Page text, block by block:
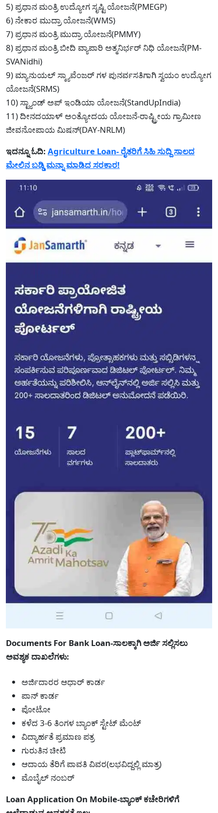
5) ಪ್ರಧಾನ ಮಂತ್ರಿ ಉದ್ಯೋಗ ಸೃಷ್ಟಿ ಯೋಜನೆ(PMEGP)
6) ನೇಕಾರ ಮುದ್ರಾ ಯೋಜನೆ(WMS)
7) ಪ್ರಧಾನ ಮಂತ್ರಿ ಮುದ್ರಾ ಯೋಜನೆ(PMMY)
8) ಪ್ರಧಾನ ಮಂತ್ರಿ ಬೀದಿ ವ್ಯಾಪಾರಿ ಅತ್ಮನಿರ್ಭರ್ ನಿಧಿ ಯೋಜನೆ(PM-
SVANidhi)
9) ಮ್ಯಾನುಯಲ್ ಸ್ಕ್ಯಾವೆಂಜರ್ ಗಳ ಪುನರ್ವಸತಿಗಾಗಿ ಸ್ವಯಂ ಉದ್ಯೋಗ
ಯೋಜನೆ(SRMS)
10) ಸ್ಟ್ಯಾಂಡ್ ಅಪ್ ಇಂಡಿಯಾ ಯೋಜನೆ(StandUpIndia)
11) ದೀನದಯಾಳ್ ಅಂತ್ಯೋದಯ ಯೋಜನೆ-ರಾಷ್ಟ್ರೀಯ ಗ್ರಾಮೀಣ
ಜೀವನೋಪಾಯ ಮಿಷನ್(DAY-NRLM)
ಇದನ್ನೂ ಓದಿ: Agriculture Loan- ರೈತರಿಗೆ ಸಿಹಿ ಸುದ್ದಿ ಸಾಲದ
ಮೇಲಿನ ಬಡ್ಡಿ ಮನ್ನಾ ಮಾಡಿದ ಸರಕಾರ!
Documents For Bank Loan-ಸಾಲಕ್ಕಾಗಿ ಅರ್ಜಿ ಸಲ್ಲಿಸಲು
ಅವಶ್ಯಕ ದಾಖಲೆಗಳು:
ಅರ್ಜಿದಾರರ ಆಧಾರ್ ಕಾರ್ಡ
ಪಾನ್ ಕಾರ್ಡ
ಪೋಟೋ
ಕಳೆದ 3-6 ತಿಂಗಳ ಬ್ಯಾಂಕ್ ಸ್ಟೇಟ್ ಮೆಂಟ್
ವಿದ್ಯಾರ್ಹತೆ ಪ್ರಮಾಣ ಪತ್ರ
ಗುರುತಿನ ಚೀಟಿ
ಆದಾಯ ತೆರಿಗೆ ಪಾವತಿ ವಿವರ(ಲಭವಿದ್ದಲ್ಲಿ ಮಾತ್ರ)
ಮೊಬೈಲ್ ನಂಬರ್
Loan Application On Mobile-ಬ್ಯಾಂಕ್ ಕಚೇರಿಗಳಿಗೆ